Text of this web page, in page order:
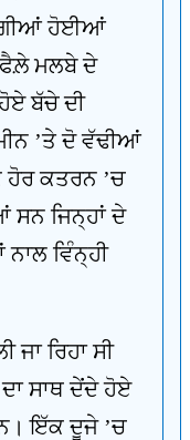
ਹੋਈਆਂ
ਮਲਬੇ ਦੇ
ਬੱਚੇ ਦੀ
’ਤੇ ਦੋ ਵੱਢੀਆਂ
ਕਤਰਨ ’ਚ
ਸਨ ਜਿਨ੍ਹਾਂ ਦੇ
ਵਿੰਨ੍ਹੀ
ਰਿਹਾ ਸੀ
ਸਾਥ ਦੇਂਦੇ ਹੋਏ
ਇੱਕ ਦੂਜੇ ’ਚ